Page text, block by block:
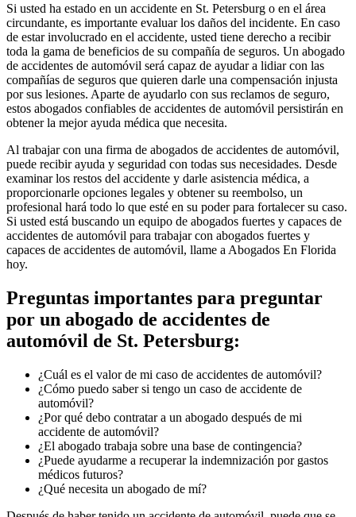
Si usted ha estado en un accidente en St. Petersburg o en el área
circundante, es importante evaluar los daños del incidente. En caso
de estar involucrado en el accidente, usted tiene derecho a recibir
toda la gama de beneficios de su compañía de seguros. Un abogado
de accidentes de automóvil será capaz de ayudar a lidiar con las
compañías de seguros que quieren darle una compensación injusta
por sus lesiones. Aparte de ayudarlo con sus reclamos de seguro,
estos abogados confiables de accidentes de automóvil persistirán en
obtener la mejor ayuda médica que necesita.
Al trabajar con una firma de abogados de accidentes de automóvil,
puede recibir ayuda y seguridad con todas sus necesidades. Desde
examinar los restos del accidente y darle asistencia médica, a
proporcionarle opciones legales y obtener su reembolso, un
profesional hará todo lo que esté en su poder para fortalecer su caso.
Si usted está buscando un equipo de abogados fuertes y capaces de
accidentes de automóvil para trabajar con abogados fuertes y
capaces de accidentes de automóvil, llame a Abogados En Florida
hoy.
Preguntas importantes para preguntar
por un abogado de accidentes de
automóvil de St. Petersburg:
¿Cuál es el valor de mi caso de accidentes de automóvil?
¿Cómo puedo saber si tengo un caso de accidente de
automóvil?
¿Por qué debo contratar a un abogado después de mi
accidente de automóvil?
¿El abogado trabaja sobre una base de contingencia?
¿Puede ayudarme a recuperar la indemnización por gastos
médicos futuros?
¿Qué necesita un abogado de mí?